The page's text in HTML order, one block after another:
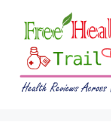
content